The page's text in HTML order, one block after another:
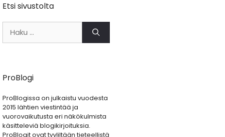
Etsi sivustolta
ProBlogi
ProBlogissa on julkaistu vuodesta
2015 lähtien viestintää ja
vuorovaikutusta eri näkökulmista
käsitteleviä blogikirjoituksia.
ProBlogit ovat tyyliltään tieteellistä